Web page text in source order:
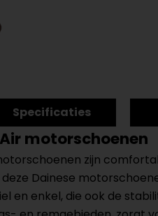
Specificaties
motorschoenen
zijn
Dainese
en enkel, die ook de